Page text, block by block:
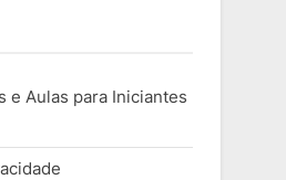
e Aulas para Iniciantes